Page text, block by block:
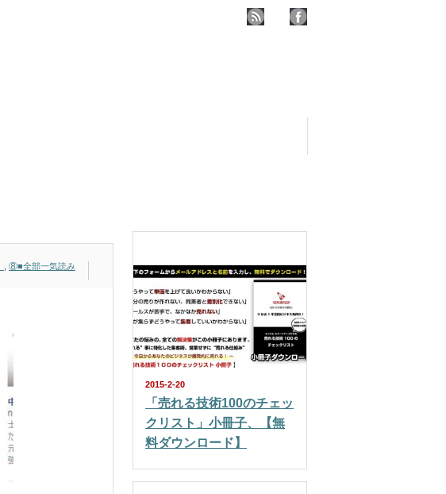
⑧■全部一気読み
2015-2-20
「売れる技術100のチェッ
クリスト」小冊子、【無
料ダウンロード】